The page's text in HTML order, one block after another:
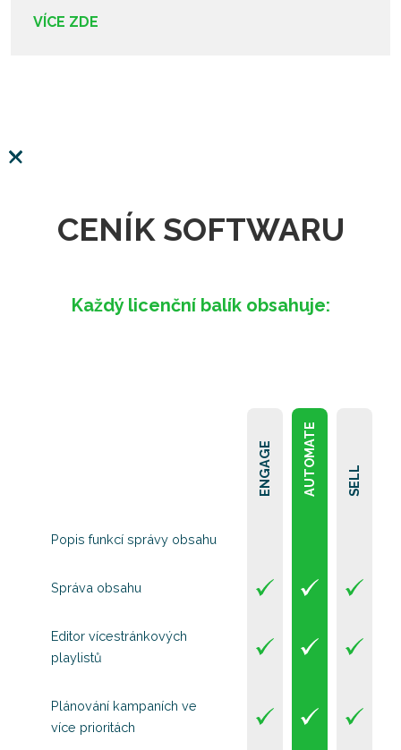
VÍCE ZDE
CENÍK SOFTWARU
Každý licenční balík obsahuje:
ENGAGE AUTOMATE SELL
Popis funkcí správy obsahu
Správa obsahu
Editor vícestránkových
playlistů
Plánování kampaních ve
více prioritách